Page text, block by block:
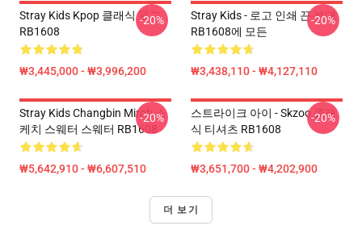
Stray Kids Kpop 클래식 무그
RB1608
₩3,445,000 - ₩3,996,200
-20%
Stray Kids - 로고 인쇄 끈 부대
RB1608에 모든
₩3,438,110 - ₩4,127,110
-20%
Stray Kids Changbin Miroh 스
케치 스웨터 스웨터 RB1608
₩5,642,910 - ₩6,607,510
-20%
스트라이크 아이 - Skzoo 클래
식 티셔츠 RB1608
₩3,651,700 - ₩4,202,900
-20%
더 보기